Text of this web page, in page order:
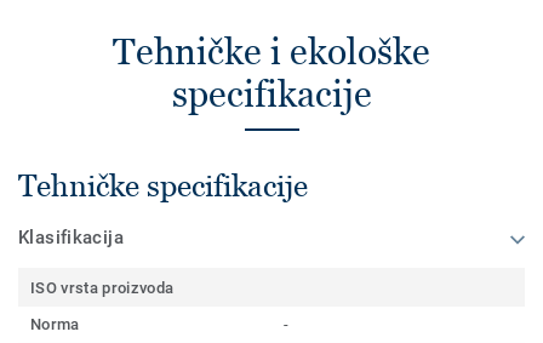
Tehničke i ekološke
specifikacije
Tehničke specifikacije
Klasifikacija
ISO vrsta proizvoda
Norma
-